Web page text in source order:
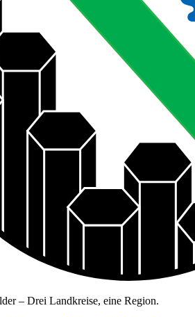
– Drei Landkreise, eine Region.